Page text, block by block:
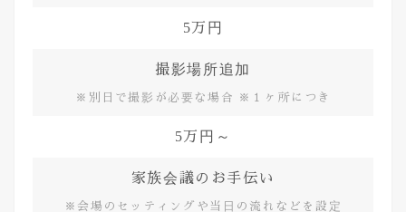
5万円
撮影場所追加
※別日で撮影が必要な場合 ※１ヶ所につき
5万円～
家族会議のお手伝い
※会場のセッティングや当日の流れなどを設定